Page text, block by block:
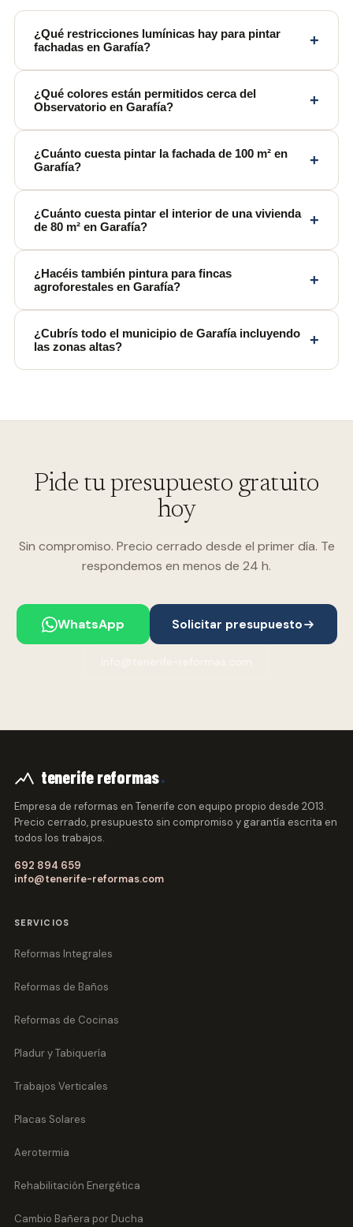
¿Qué restricciones lumínicas hay para pintar
fachadas en Garafía?
+
¿Qué colores están permitidos cerca del
Observatorio en Garafía?
+
¿Cuánto cuesta pintar la fachada de 100 m² en
Garafía?
+
¿Cuánto cuesta pintar el interior de una vivienda
de 80 m² en Garafía?
+
¿Hacéis también pintura para fincas
agroforestales en Garafía?
+
¿Cubrís todo el municipio de Garafía incluyendo
las zonas altas?
+
Pide tu presupuesto gratuito
hoy
Sin compromiso. Precio cerrado desde el primer día. Te
respondemos en menos de 24 h.
WhatsApp Solicitar presupuesto
tenerife reformas.
Empresa de reformas en Tenerife con equipo propio desde 2013.
Precio cerrado, presupuesto sin compromiso y garantía escrita en
todos los trabajos.
692 894 659
info@tenerife-reformas.com
SERVICIOS
Reformas Integrales
Reformas de Baños
Reformas de Cocinas
Pladur y Tabiquería
Trabajos Verticales
Placas Solares
Aerotermia
Rehabilitación Energética
Cambio Bañera por Ducha